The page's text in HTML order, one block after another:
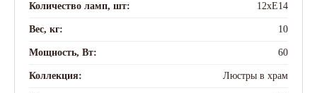
Количество ламп, шт: 12xE14
Вес, кг: 10
Мощность, Вт: 60
Коллекция: Люстры в храм